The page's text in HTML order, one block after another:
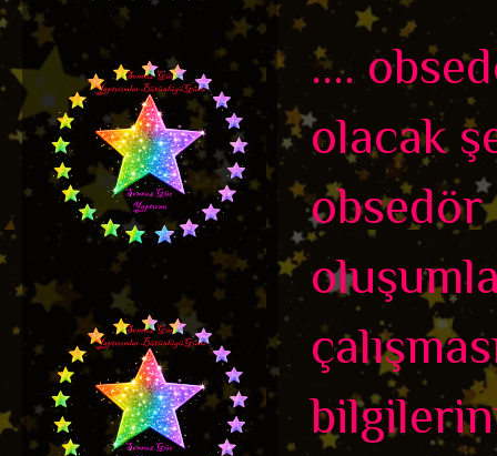
....
olacak